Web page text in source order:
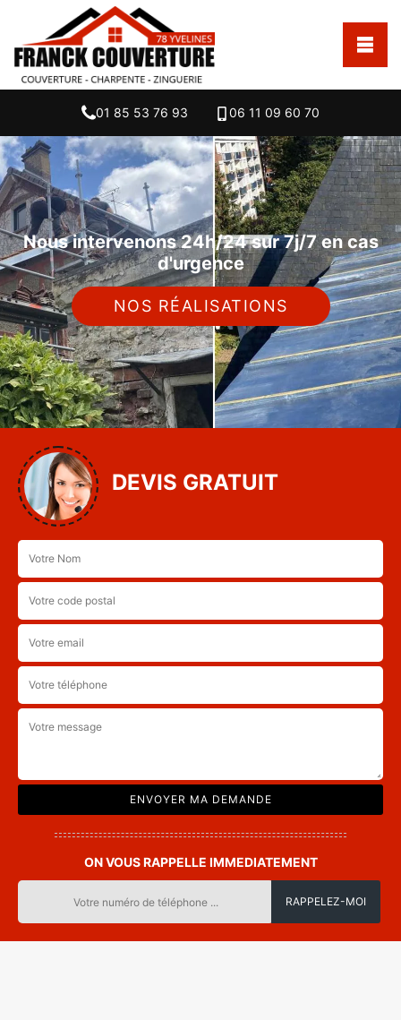
01 85 53 76 93 06 11 09 60 70
Nous intervenons 24h/24 sur 7j/7 en cas
d'urgence
NOS RÉALISATIONS
DEVIS GRATUIT
ON VOUS RAPPELLE IMMEDIATEMENT